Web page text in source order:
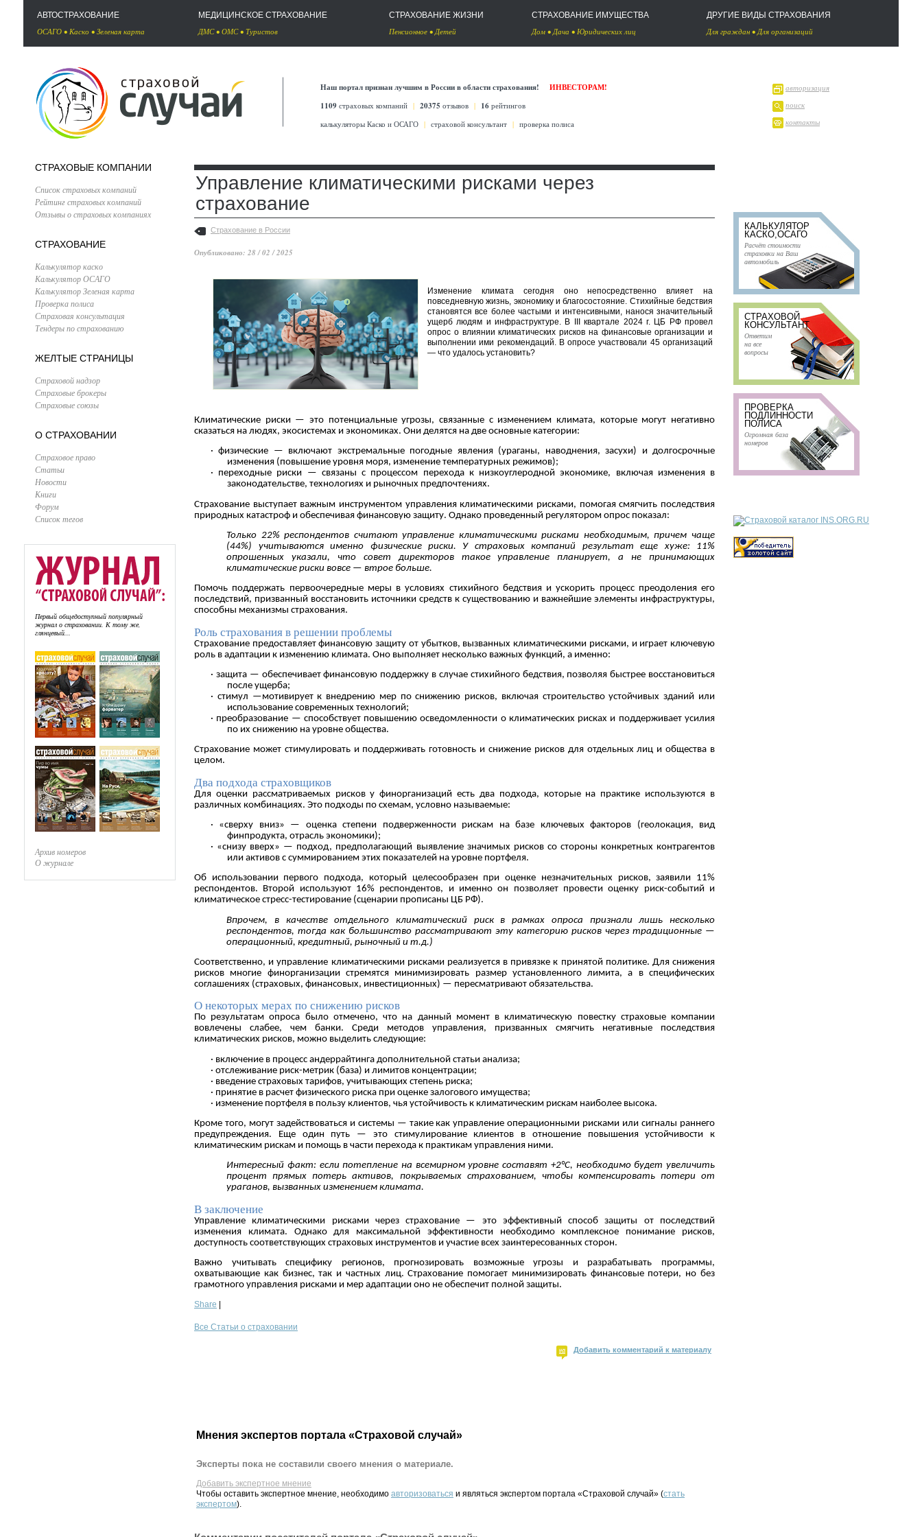
АВТОСТРАХОВАНИЕ
ОСАГО • Каско • Зеленая карта
МЕДИЦИНСКОЕ СТРАХОВАНИЕ
ДМС• ОМС• Туристов
СТРАХОВАНИЕ ЖИЗНИ
Пенсионное •Детей
СТРАХОВАНИЕ ИМУЩЕСТВА
Дом •Дача • Юридических лиц
ДРУГИЕ ВИДЫ СТРАХОВАНИЯ
Для граждан •Для организаций
Наш портал признан лучшим в России в области страхования!
ИНВЕСТОРАМ!
1109 страховых компаний | 20375 отзывов | 16 рейтингов
калькуляторы Каско и ОСАГО | страховой консультант | проверка полиса
авторизация
поиск
контакты
СТРАХОВЫЕ КОМПАНИИ
Список страховых компаний
Рейтинг страховых компаний
Отзывы о страховых компаниях
СТРАХОВАНИЕ
Калькулятор каско
Калькулятор ОСАГО
Калькулятор Зеленая карта
Проверка полиса
Страховая консультация
Тендеры по страхованию
ЖЕЛТЫЕ СТРАНИЦЫ
Страховой надзор
Страховые брокеры
Страховые союзы
О СТРАХОВАНИИ
Страховое право
Статьи
Новости
Книги
Форум
Список тегов
Первый общедоступный популярный
журнал о страховании. К тому же,
глянцевый...
Архив номеров
О журнале
Управление климатическими рисками через
страхование
Страхование в России
Опубликовано: 28 / 02 / 2025
Изменение климата сегодня оно непосредственно влияет на
повседневную жизнь, экономику и благосостояние. Стихийные бедствия
становятся все более частыми и интенсивными, нанося значительный
ущерб людям и инфраструктуре. В III квартале 2024 г. ЦБ РФ провел
опрос о влиянии климатических рисков на финансовые организации и
выполнении ими рекомендаций. В опросе участвовали 45 организаций
— что удалось установить?
Климатические риски — это потенциальные угрозы, связанные с изменением климата, которые могут негативно
сказаться на людях, экосистемах и экономиках. Они делятся на две основные категории:
· физические — включают экстремальные погодные явления (ураганы, наводнения, засухи) и долгосрочные
изменения (повышение уровня моря, изменение температурных режимов);
· переходные риски — связаны с процессом перехода к низкоуглеродной экономике, включая изменения в
законодательстве, технологиях и рыночных предпочтениях.
Страхование выступает важным инструментом управления климатическими рисками, помогая смягчить последствия
природных катастроф и обеспечивая финансовую защиту. Однако проведенный регулятором опрос показал:
Только 22% респондентов считают управление климатическими рисками необходимым, причем чаще
(44%) учитываются именно физические риски. У страховых компаний результат еще хуже: 11%
опрошенных указали, что совет директоров такое управление планирует, а не принимающих
климатические риски вовсе — втрое больше.
Помочь поддержать первоочередные меры в условиях стихийного бедствия и ускорить процесс преодоления его
последствий, призванный восстановить источники средств к существованию и важнейшие элементы инфраструктуры,
способны механизмы страхования.
Роль страхования в решении проблемы
Страхование предоставляет финансовую защиту от убытков, вызванных климатическими рисками, и играет ключевую
роль в адаптации к изменению климата. Оно выполняет несколько важных функций, а именно:
· защита — обеспечивает финансовую поддержку в случае стихийного бедствия, позволяя быстрее восстановиться
после ущерба;
· стимул —мотивирует к внедрению мер по снижению рисков, включая строительство устойчивых зданий или
использование современных технологий;
· преобразование — способствует повышению осведомленности о климатических рисках и поддерживает усилия
по их снижению на уровне общества.
Страхование может стимулировать и поддерживать готовность и снижение рисков для отдельных лиц и общества в
целом.
Два подхода страховщиков
Для оценки рассматриваемых рисков у финорганизаций есть два подхода, которые на практике используются в
различных комбинациях. Это подходы по схемам, условно называемые:
· «сверху вниз» — оценка степени подверженности рискам на базе ключевых факторов (геолокация, вид
финпродукта, отрасль экономики);
· «снизу вверх» — подход, предполагающий выявление значимых рисков со стороны конкретных контрагентов
или активов с суммированием этих показателей на уровне портфеля.
Об использовании первого подхода, который целесообразен при оценке незначительных рисков, заявили 11%
респондентов. Второй используют 16% респондентов, и именно он позволяет провести оценку риск-событий и
климатическое стресс-тестирование (сценарии прописаны ЦБ РФ).
Впрочем, в качестве отдельного климатический риск в рамках опроса признали лишь несколько
респондентов, тогда как большинство рассматривают эту категорию рисков через традиционные —
операционный, кредитный, рыночный и т.д.)
Соответственно, и управление климатическими рисками реализуется в привязке к принятой политике. Для снижения
рисков многие финорганизации стремятся минимизировать размер установленного лимита, а в специфических
соглашениях (страховых, финансовых, инвестиционных) — пересматривают обязательства.
О некоторых мерах по снижению рисков
По результатам опроса было отмечено, что на данный момент в климатическую повестку страховые компании
вовлечены слабее, чем банки. Среди методов управления, призванных смягчить негативные последствия
климатических рисков, можно выделить следующие:
· включение в процесс андеррайтинга дополнительной статьи анализа;
· отслеживание риск-метрик (база) и лимитов концентрации;
· введение страховых тарифов, учитывающих степень риска;
· принятие в расчет физического риска при оценке залогового имущества;
· изменение портфеля в пользу клиентов, чья устойчивость к климатическим рискам наиболее высока.
Кроме того, могут задействоваться и системы — такие как управление операционными рисками или сигналы раннего
предупреждения. Еще один путь — это стимулирование клиентов в отношение повышения устойчивости к
климатическим рискам и помощь в части перехода к практикам управления ними.
Интересный факт: если потепление на всемирном уровне составят +2°C, необходимо будет увеличить
процент прямых потерь активов, покрываемых страхованием, чтобы компенсировать потери от
ураганов, вызванных изменением климата.
В заключение
Управление климатическими рисками через страхование — это эффективный способ защиты от последствий
изменения климата. Однако для максимальной эффективности необходимо комплексное понимание рисков,
доступность соответствующих страховых инструментов и участие всех заинтересованных сторон.
Важно учитывать специфику регионов, прогнозировать возможные угрозы и разрабатывать программы,
охватывающие как бизнес, так и частных лиц. Страхование помогает минимизировать финансовые потери, но без
грамотного управления рисками и мер адаптации оно не обеспечит полной защиты.
Share
Все Статьи о страховании
Добавить комментарий к материалу
Мнения экспертов портала «Страховой случай»
Эксперты пока не составили своего мнения о материале.
Добавить экспертное мнение
Чтобы оставить экспертное мнение, необходимо авторизоваться и являться экспертом портала «Страховой случай» (стать
экспертом).
КАЛЬКУЛЯТОР
КАСКО,ОСАГО
Расчёт стоимости
страховки на Ваш
автомобиль
СТРАХОВОЙ
КОНСУЛЬТАНТ
Ответим
на все
вопросы
ПРОВЕРКА
ПОДЛИННОСТИ
ПОЛИСА
Огромная база
номеров